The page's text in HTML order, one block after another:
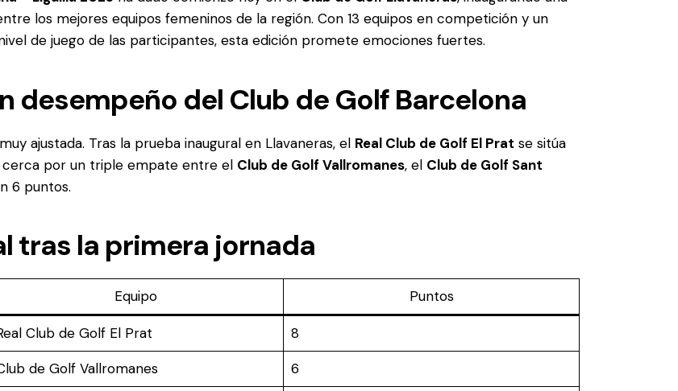
los mejores equipos femeninos de la región. Con 13 equipos en competición y un
de juego de las participantes, esta edición promete emociones fuertes.
desempeño del Club de Golf Barcelona
ajustada. Tras la prueba inaugural en Llavaneras, el Real Club de Golf El Prat se sitúa
cerca por un triple empate entre el Club de Golf Vallromanes, el Club de Golf Sant
6 puntos.
tras la primera jornada
Equipo Puntos
Club de Golf El Prat
8
de Golf Vallromanes
6